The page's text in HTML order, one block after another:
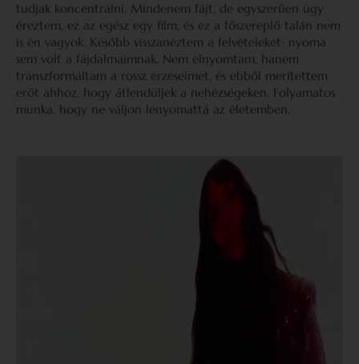
tudjak koncentrálni. Mindenem fájt, de egyszerűen úgy
éreztem, ez az egész egy film, és ez a főszereplő talán nem
is én vagyok. Később visszanéztem a felvételeket: nyoma
sem volt a fájdalmaimnak. Nem elnyomtam, hanem
transzformáltam a rossz érzéseimet, és ebből merítettem
erőt ahhoz, hogy átlendüljek a nehézségeken. Folyamatos
munka, hogy ne váljon lenyomattá az életemben.